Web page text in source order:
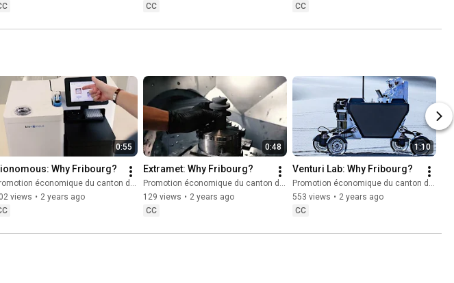
CC
CC
0:55
Why Fribourg?
économique du canton de Fribourg
views • 2 years ago
0:48
Extramet: Why Fribourg?
Promotion économique du canton de Fribourg
129 views • 2 years ago
CC
1:10
Venturi Lab: Why Fribourg?
Promotion économique du canton de Fribourg
553 views • 2 years ago
CC